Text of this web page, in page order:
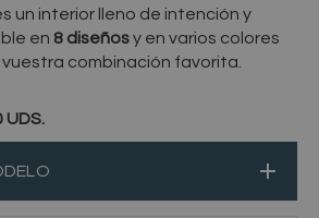
un interior lleno de intención y
en 8 diseñosy en varios colores
vuestra combinación favorita.
UDS.